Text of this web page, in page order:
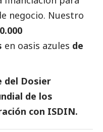
negocio. Nuestro
en oasis azules de
del Dosier
de los
con ISDIN.